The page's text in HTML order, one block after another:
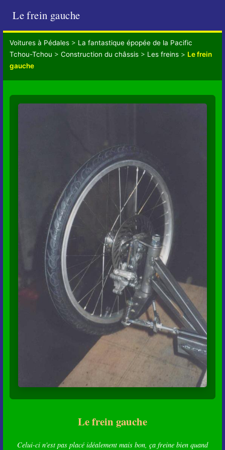
Le frein gauche
Voitures à Pédales> La fantastique épopée de la Pacific
Tchou-Tchou > Construction du châssis> Les freins> Le frein
gauche
Le frein gauche
Celui-ci n'est pas placé idéalement mais bon, ça freine bien quand